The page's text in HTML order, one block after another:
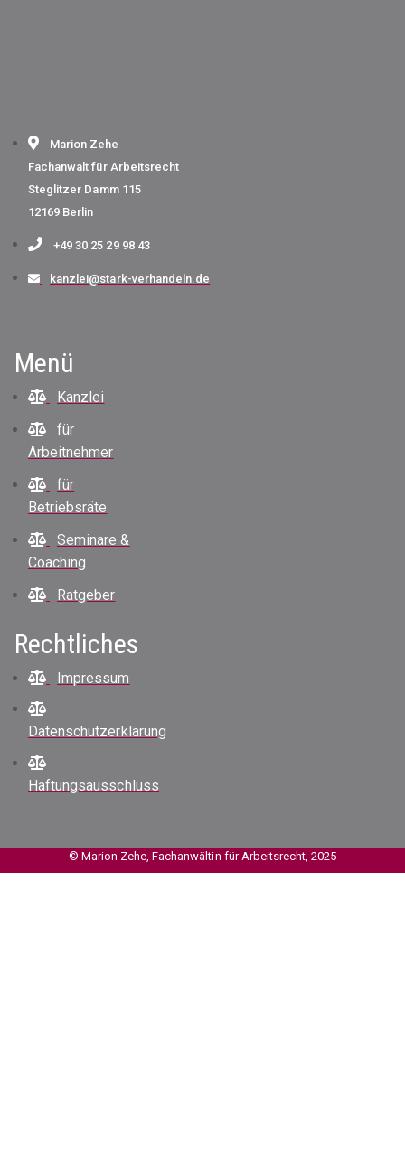
Marion Zehe
Fachanwalt für Arbeitsrecht
Steglitzer Damm 115
12169 Berlin
+49 30 25 29 98 43
kanzlei@stark-verhandeln.de
Menü
Kanzlei
für
Arbeitnehmer
für
Betriebsräte
Seminare &
Coaching
Ratgeber
Rechtliches
Impressum
Datenschutzerklärung
Haftungsausschluss
© Marion Zehe, Fachanwältin für Arbeitsrecht, 2025